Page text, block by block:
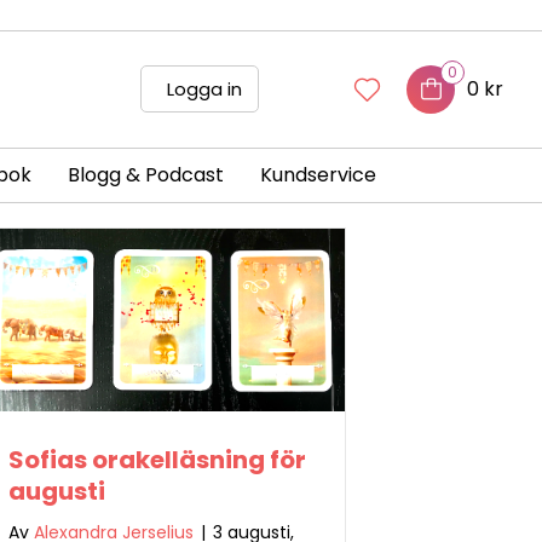
Logga in
0
0 kr
Blogg & Podcast Kundservice
Sofias orakelläsning för
augusti
Av Alexandra Jerselius | 3 augusti,